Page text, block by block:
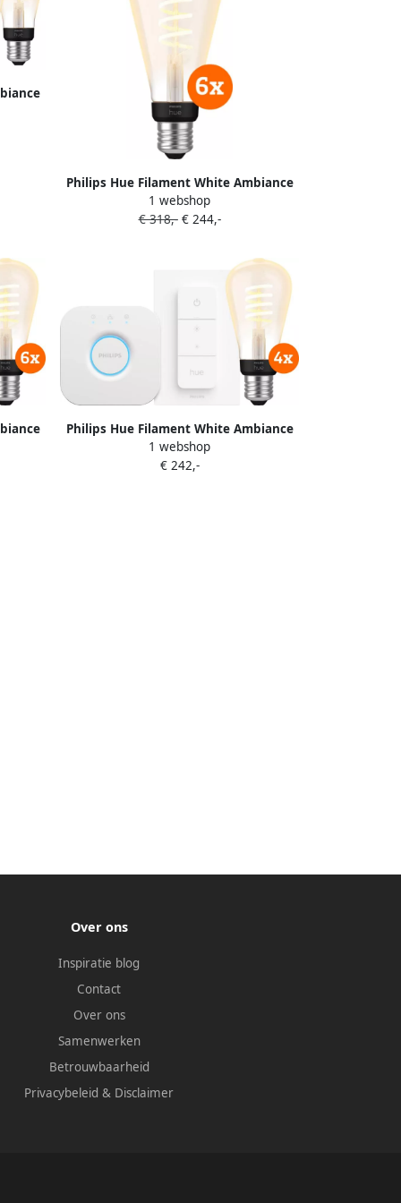
Philips Hue Filament White Ambiance
Edison XL 6-pack
1 webshop
€ 318,-€ 244,-
Philips Hue Filament White Ambiance
Edison 4-Pack Startpakket
1 webshop
€ 242,-
Over ons
Inspiratie blog
Contact
Over ons
Samenwerken
Betrouwbaarheid
Privacybeleid & Disclaimer